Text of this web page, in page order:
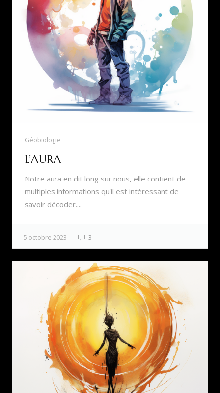
Géobiologie
L’AURA
Notre aura en dit long sur nous, elle contient de
multiples informations qu'il est intéressant de
savoir décoder....
5 octobre 2023 3